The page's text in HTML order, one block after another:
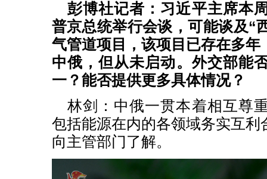
彭博社记者：习近平主席本
普京总统举行会谈，可能谈及“
气管道项目，该项目已存在多年
中俄，但从未启动。外交部能
一？能否提供更多具体情况？
林剑：中俄一贯本着相互尊
包括能源在内的各领域务实互利
向主管部门了解。